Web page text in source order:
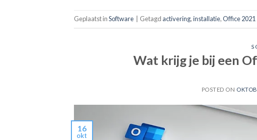
Geplaatst inSoftware Getagd activering,installatie,Office 2021
Wat krijg je bij een
POSTED ON
16
okt